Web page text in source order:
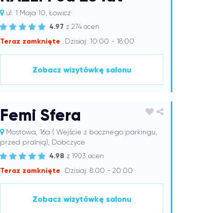
ul. 1 Maja 10, Łowicz
4.97 z 274 ocen
Teraz zamknięte Dzisiaj: 10:00 - 18:00
Zobacz wizytówkę salonu
Femi Sfera
Mostowa, 16a ( Wejście z bocznego parkingu,
przed pralnią), Dobczyce
4.98 z 1903 ocen
Teraz zamknięte Dzisiaj: 8:00 - 20:00
Zobacz wizytówkę salonu